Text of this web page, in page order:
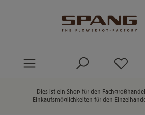
Dies ist ein Shop für den
Einkaufsmöglichkeiten für den